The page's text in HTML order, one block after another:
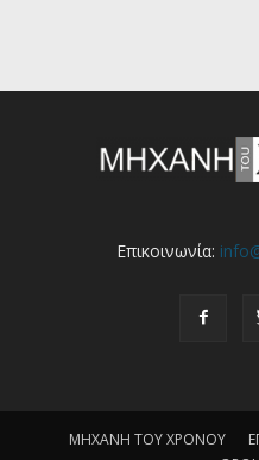
Επικοινωνία:
ΜΗΧΑΝΗ ΤΟΥ ΧΡΟΝΟΥ